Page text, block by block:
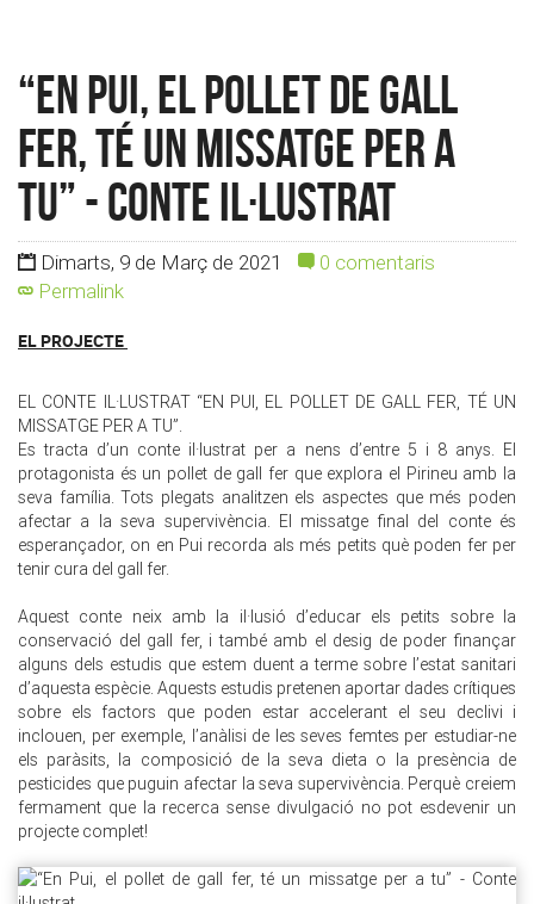
“En Pui, el pollet de gall
fer, té un missatge per a
tu” - Conte il·lustrat
Dimarts, 9 de Març de 2021
0 comentaris
Permalink
EL PROJECTE
EL CONTE IL·LUSTRAT “EN PUI, EL POLLET DE GALL FER, TÉ UN
MISSATGE PER A TU”.
Es tracta d’un conte il·lustrat per a nens d’entre 5 i 8 anys. El
protagonista és un pollet de gall fer que explora el Pirineu amb la
seva família. Tots plegats analitzen els aspectes que més poden
afectar a la seva supervivència. El missatge final del conte és
esperançador, on en Pui recorda als més petits què poden fer per
tenir cura del gall fer.
Aquest conte neix amb la il·lusió d’educar els petits sobre la
conservació del gall fer, i també amb el desig de poder finançar
alguns dels estudis que estem duent a terme sobre l’estat sanitari
d’aquesta espècie. Aquests estudis pretenen aportar dades crítiques
sobre els factors que poden estar accelerant el seu declivi i
inclouen, per exemple, l’anàlisi de les seves femtes per estudiar-ne
els paràsits, la composició de la seva dieta o la presència de
pesticides que puguin afectar la seva supervivència. Perquè creiem
fermament que la recerca sense divulgació no pot esdevenir un
projecte complet!